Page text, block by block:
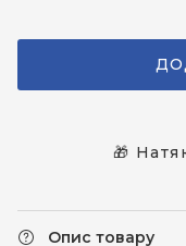
🎁
Опис товару